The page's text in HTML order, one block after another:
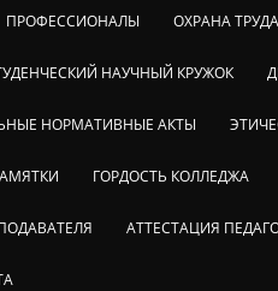
ПРОФЕССИОНАЛЫ ОХРАНА
НАУЧНЫЙ КРУЖОК
НОРМАТИВНЫЕ АКТЫ
ГОРДОСТЬ КОЛЛЕДЖА
АТТЕСТАЦИЯ